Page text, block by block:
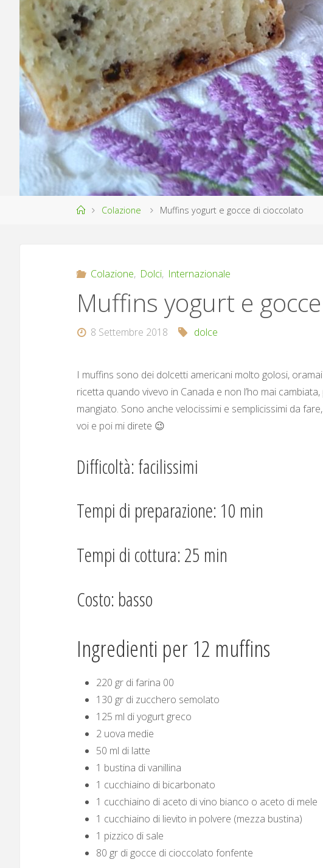
HomeColazione Muffins yogurt e gocce di cioccolato
Colazione, Dolci, Internazionale
Muffins yogurt e
8 Settembre 2018 dolce
I muffins sono dei dolcetti americani molto golosi,
ricetta quando vivevo in Canada e non l’ho mai
mangiato. Sono anche velocissimi e semplicissimi da
voi e poi mi direte 😉
Difficoltà: facilissimi
Tempi di preparazione: 10 min
Tempi di cottura: 25 min
Costo: basso
Ingredienti per 12 muffins
220 gr di farina 00
130 gr di zucchero semolato
125 ml di yogurt greco
2 uova medie
50 ml di latte
1 bustina di vanillina
1 cucchiaino di bicarbonato
1 cucchiaino di aceto di vino bianco o aceto di mele
1 cucchiaino di lievito in polvere (mezza bustina)
1 pizzico di sale
80 gr di gocce di cioccolato fonfente